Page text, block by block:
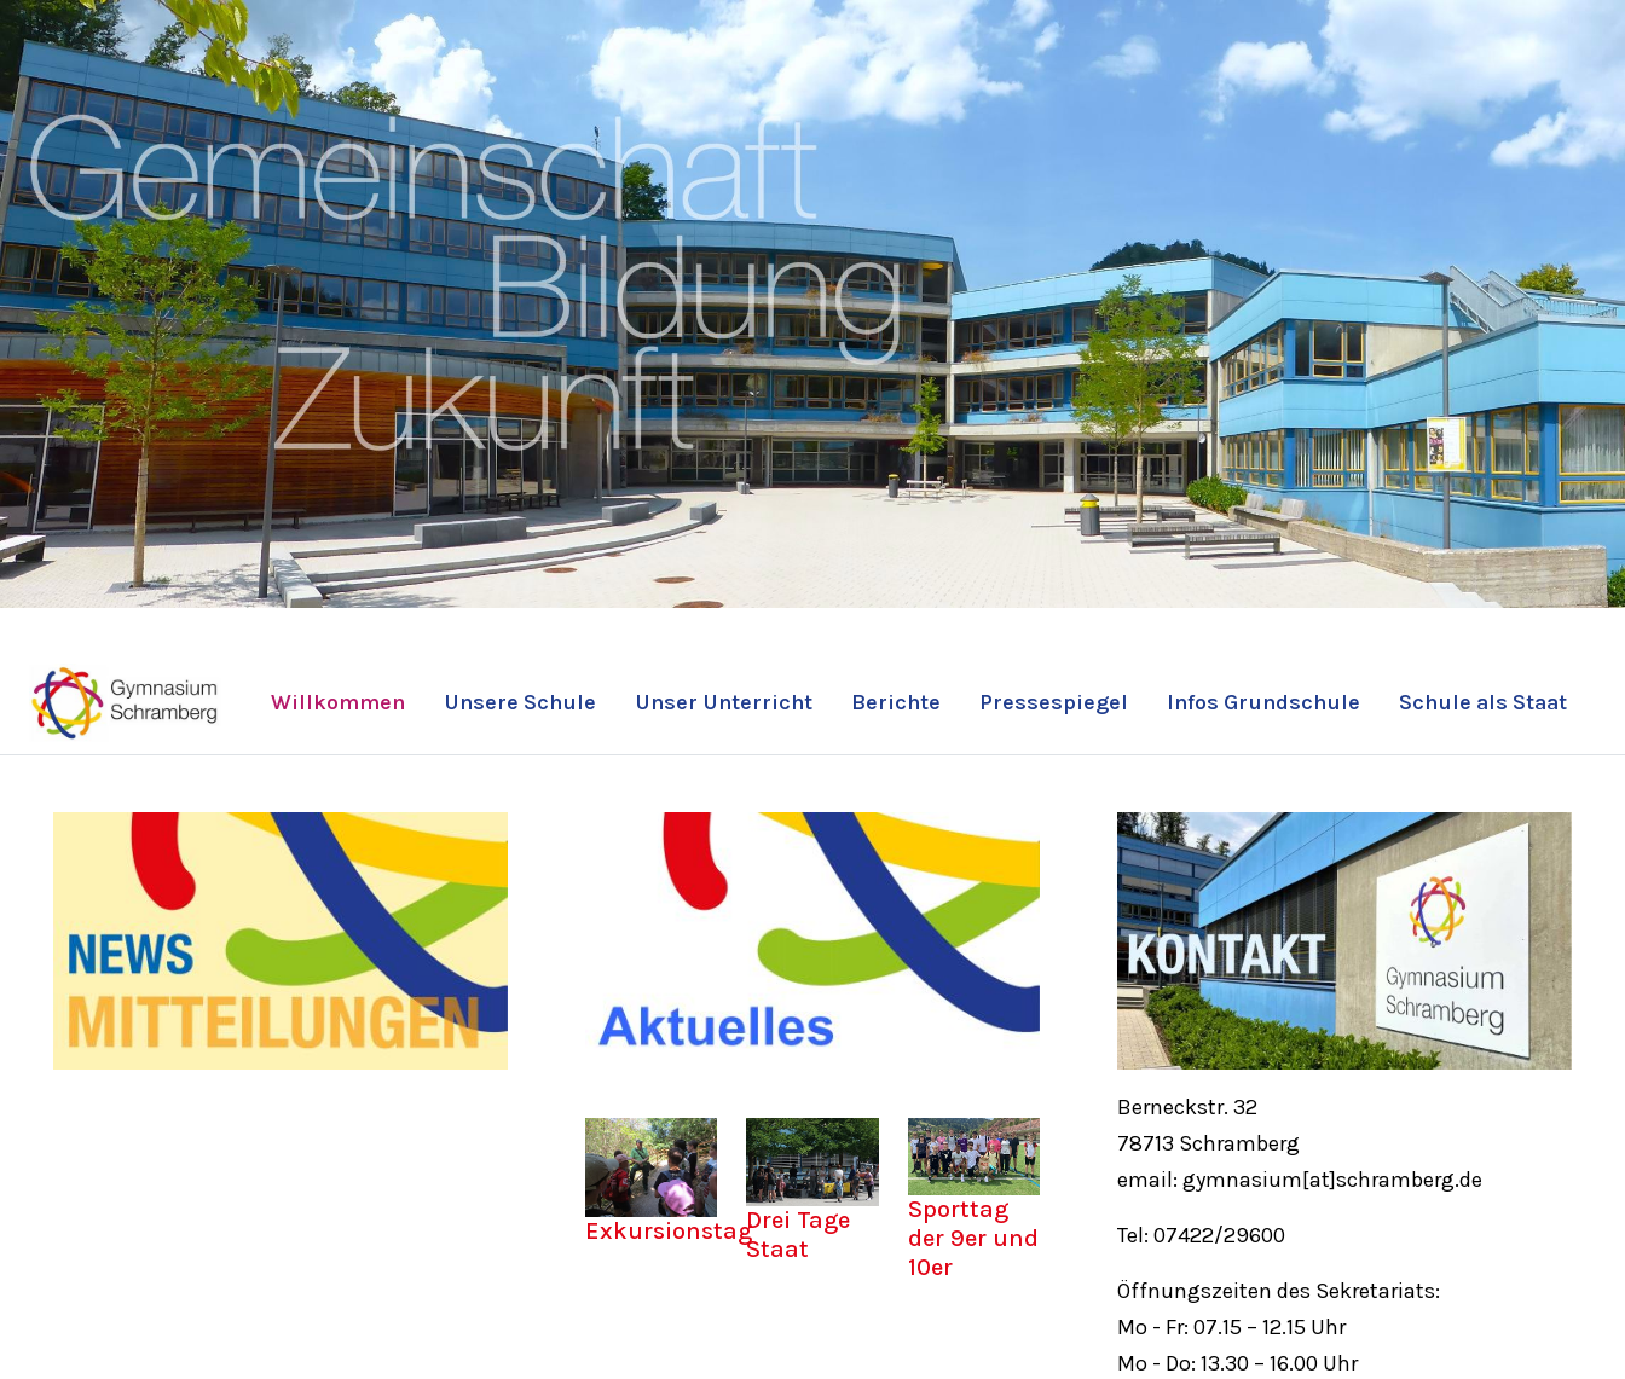
Willkommen Unsere Schule Unser Unterricht Berichte Pressespiegel Infos Grundschule Schule als Staat
ExkursionstagDrei Tage
Staat
Sporttag
der 9er und
10er
Berneckstr. 32
78713 Schramberg
email: gymnasium[at]schramberg.de
Tel: 07422/29600
Öffnungszeiten des Sekretariats:
Mo - Fr: 07.15 – 12.15 Uhr
Mo - Do: 13.30 – 16.00 Uhr